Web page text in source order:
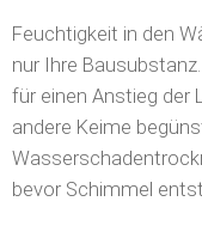
Feuchtigkeit in den
nur Ihre
für einen Anstieg der
andere Keime
bevor Schimmel